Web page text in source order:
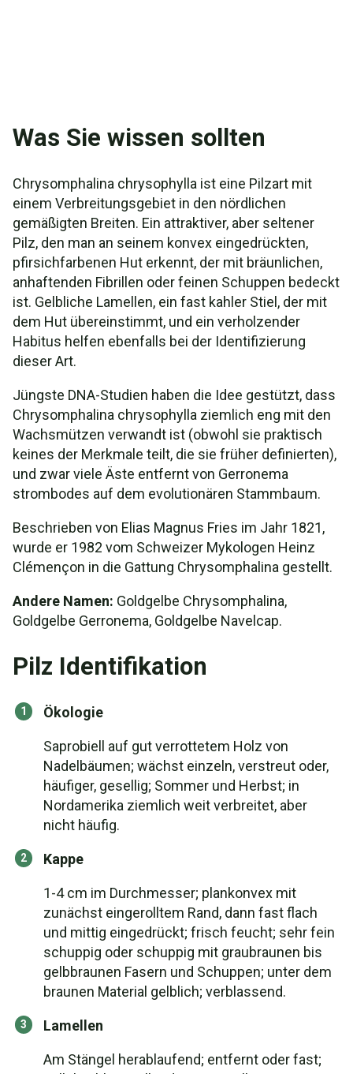
Was Sie wissen sollten
Chrysomphalina chrysophylla ist eine Pilzart mit
einem Verbreitungsgebiet in den nördlichen
gemäßigten Breiten. Ein attraktiver, aber seltener
Pilz, den man an seinem konvex eingedrückten,
pfirsichfarbenen Hut erkennt, der mit bräunlichen,
anhaftenden Fibrillen oder feinen Schuppen bedeckt
ist. Gelbliche Lamellen, ein fast kahler Stiel, der mit
dem Hut übereinstimmt, und ein verholzender
Habitus helfen ebenfalls bei der Identifizierung
dieser Art.
Jüngste DNA-Studien haben die Idee gestützt, dass
Chrysomphalina chrysophylla ziemlich eng mit den
Wachsmützen verwandt ist (obwohl sie praktisch
keines der Merkmale teilt, die sie früher definierten),
und zwar viele Äste entfernt von Gerronema
strombodes auf dem evolutionären Stammbaum.
Beschrieben von Elias Magnus Fries im Jahr 1821,
wurde er 1982 vom Schweizer Mykologen Heinz
Clémençon in die Gattung Chrysomphalina gestellt.
Andere Namen: Goldgelbe Chrysomphalina,
Goldgelbe Gerronema, Goldgelbe Navelcap.
Pilz Identifikation
Ökologie
Saprobiell auf gut verrottetem Holz von
Nadelbäumen; wächst einzeln, verstreut oder,
häufiger, gesellig; Sommer und Herbst; in
Nordamerika ziemlich weit verbreitet, aber
nicht häufig.
Kappe
1-4 cm im Durchmesser; plankonvex mit
zunächst eingerolltem Rand, dann fast flach
und mittig eingedrückt; frisch feucht; sehr fein
schuppig oder schuppig mit graubraunen bis
gelbbraunen Fasern und Schuppen; unter dem
braunen Material gelblich; verblassend.
Lamellen
Am Stängel herablaufend; entfernt oder fast;